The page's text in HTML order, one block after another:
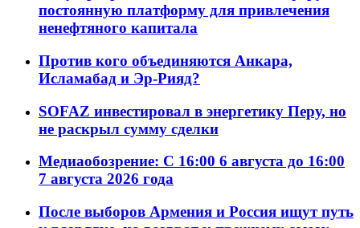
постоянную платформу для привлечения
ненефтяного капитала
Против кого объединяются Анкара,
Исламабад и Эр-Рияд?
SOFAZ инвестировал в энергетику Перу, но
не раскрыл сумму сделки
Медиаобозрение: С 16:00 6 августа до 16:00
7 августа 2026 года
После выборов Армения и Россия ищут путь